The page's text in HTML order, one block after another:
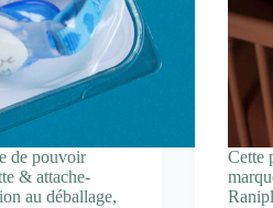
de pouvoir
& attache-
au déballage,
Cette